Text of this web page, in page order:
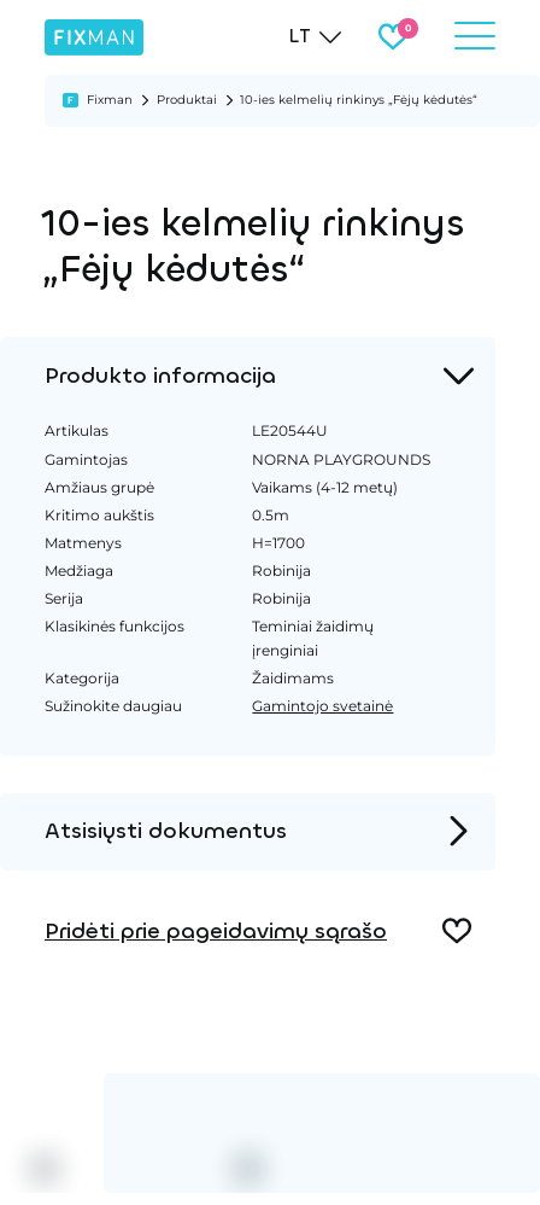
LT
Fixman Produktai 10-ies kelmelių rinkinys „Fėjų kėdutės“
10-ies kelmelių rinkinys
„Fėjų kėdutės“
Produkto informacija
Artikulas
LE20544U
Gamintojas
NORNA PLAYGROUNDS
Amžiaus grupė
Vaikams (4-12 metų)
Kritimo aukštis
0.5m
Matmenys
H=1700
Medžiaga
Robinija
Serija
Robinija
Klasikinės funkcijos
Teminiai žaidimų
įrenginiai
Kategorija
Žaidimams
Sužinokite daugiau
Gamintojo svetainė
Atsisiųsti dokumentus
Pridėti prie pageidavimų sąrašo